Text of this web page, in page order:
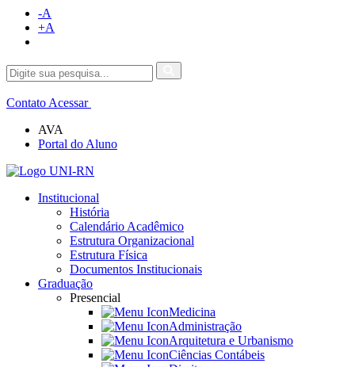
-A
+A
Contato Acessar
AVA
Portal do Aluno
Institucional
História
Calendário Acadêmico
Estrutura Organizacional
Estrutura Física
Documentos Institucionais
Graduação
Presencial
Medicina
Administração
Arquitetura e Urbanismo
Ciências Contábeis